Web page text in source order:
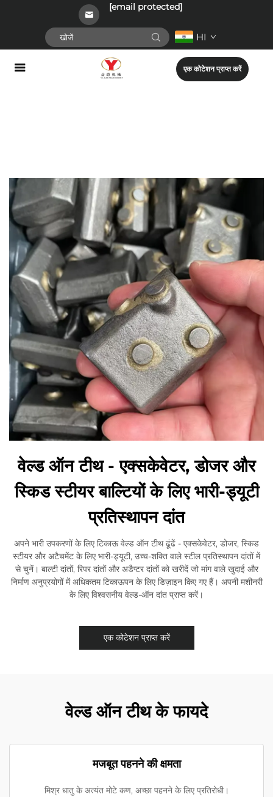
[email protected]
HI
एक कोटेशन प्राप्त करें
वेल्ड ऑन टीथ - एक्सकेवेटर, डोजर और
स्किड स्टीयर बाल्टियों के लिए भारी-ड्यूटी
प्रतिस्थापन दांत
अपने भारी उपकरणों के लिए टिकाऊ वेल्ड ऑन टीथ ढूंढें - एक्सकेवेटर, डोजर, स्किड
स्टीयर और अटैचमेंट के लिए भारी-ड्यूटी, उच्च-शक्ति वाले स्टील प्रतिस्थापन दांतों में
से चुनें। बाल्टी दांतों, रिपर दांतों और अडैप्टर दांतों को खरीदें जो मांग वाले खुदाई और
निर्माण अनुप्रयोगों में अधिकतम टिकाऊपन के लिए डिज़ाइन किए गए हैं। अपनी मशीनरी
के लिए विश्वसनीय वेल्ड-ऑन दांत प्राप्त करें।
एक कोटेशन प्राप्त करें
वेल्ड ऑन टीथ के फायदे
मजबूत पहनने की क्षमता
मिश्र धातु के अत्यंत मोटे कण, अच्छा पहनने के लिए प्रतिरोधी।